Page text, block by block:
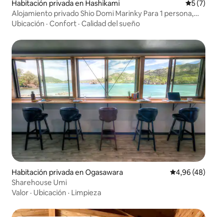
Habitación privada en Hashikami
5 (7)
Alojamiento privado Shio Domi Marinky Para 1 persona,
casa de troncos Se admiten mascotas Baño, cocina y sala
Ubicación · Confort · Calidad del sueño
Habitación privada en Ogasawara Calificación
4,96 (48)
Sharehouse Umi
Valor · Ubicación · Limpieza